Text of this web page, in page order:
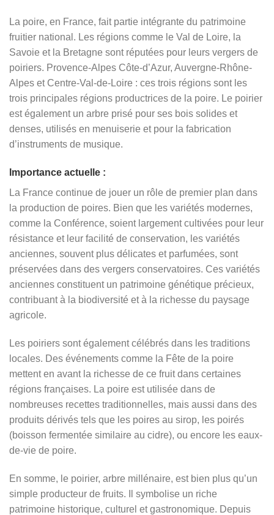
La poire, en France, fait partie intégrante du patrimoine
fruitier national. Les régions comme le Val de Loire, la
Savoie et la Bretagne sont réputées pour leurs vergers de
poiriers. Provence-Alpes Côte-d’Azur, Auvergne-Rhône-
Alpes et Centre-Val-de-Loire : ces trois régions sont les
trois principales régions productrices de la poire. Le poirier
est également un arbre prisé pour ses bois solides et
denses, utilisés en menuiserie et pour la fabrication
d’instruments de musique.
Importance actuelle :
La France continue de jouer un rôle de premier plan dans
la production de poires. Bien que les variétés modernes,
comme la Conférence, soient largement cultivées pour leur
résistance et leur facilité de conservation, les variétés
anciennes, souvent plus délicates et parfumées, sont
préservées dans des vergers conservatoires. Ces variétés
anciennes constituent un patrimoine génétique précieux,
contribuant à la biodiversité et à la richesse du paysage
agricole.
Les poiriers sont également célébrés dans les traditions
locales. Des événements comme la Fête de la poire
mettent en avant la richesse de ce fruit dans certaines
régions françaises. La poire est utilisée dans de
nombreuses recettes traditionnelles, mais aussi dans des
produits dérivés tels que les poires au sirop, les poirés
(boisson fermentée similaire au cidre), ou encore les eaux-
de-vie de poire.
En somme, le poirier, arbre millénaire, est bien plus qu’un
simple producteur de fruits. Il symbolise un riche
patrimoine historique, culturel et gastronomique. Depuis